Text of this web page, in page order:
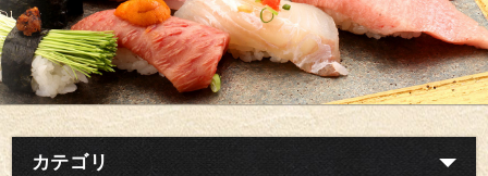
カテゴリ